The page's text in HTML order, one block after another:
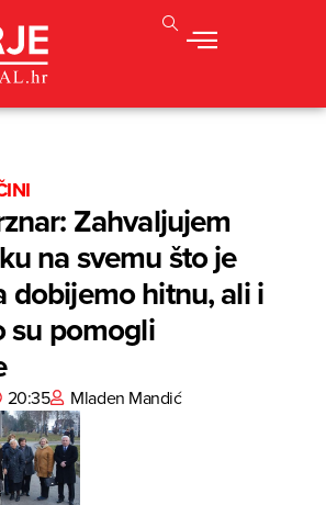
Zahvaljujem
na svemu što je
dobijemo hitnu, ali i
su pomogli
20:35 Mladen Mandić